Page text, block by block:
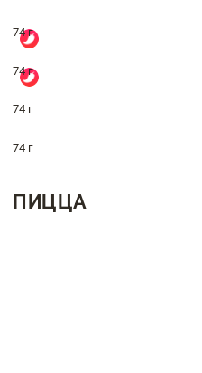
74 г
74 г
74 г
74 г
ПИЦЦА